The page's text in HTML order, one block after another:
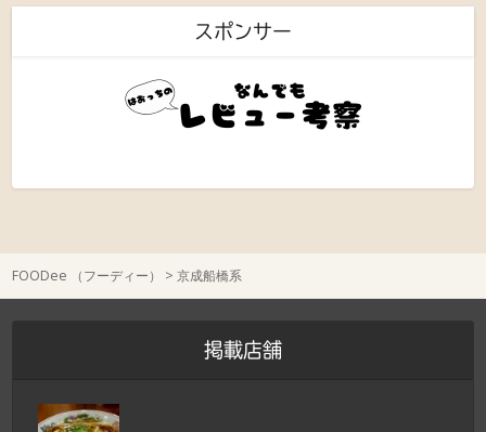
スポンサー
FOODee （フーディー） >京成船橋系
掲載店舗